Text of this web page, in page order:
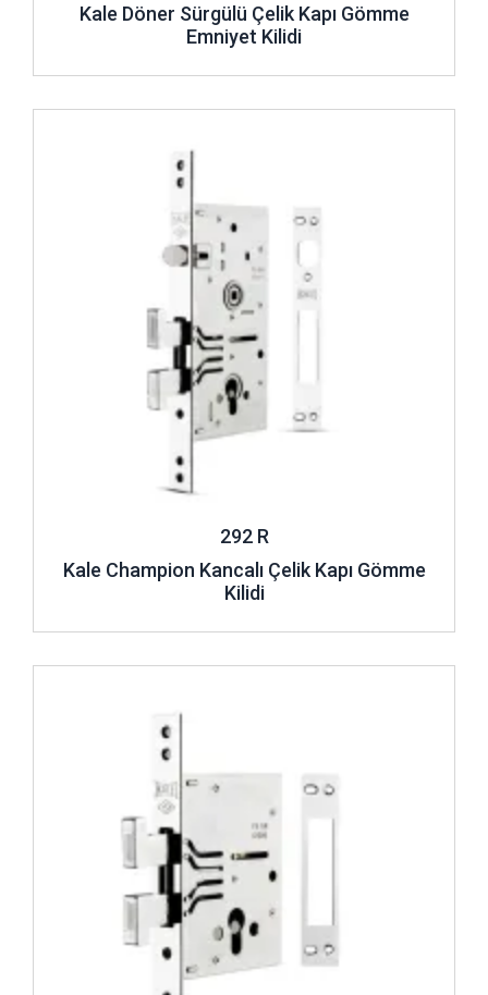
Kale Döner Sürgülü Çelik Kapı Gömme
Emniyet Kilidi
292 R
Kale Champion Kancalı Çelik Kapı Gömme
Kilidi